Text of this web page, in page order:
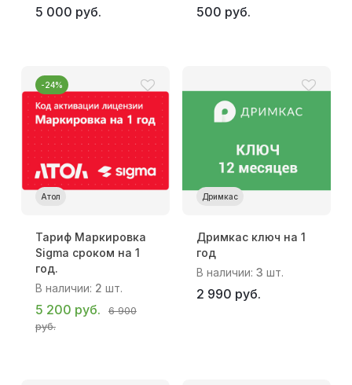
5 000 руб. 500 руб.
-24%
Атол
Тариф Маркировка
Sigma сроком на 1
год.
В наличии: 2 шт.
5 200 руб.
6 900
руб.
Дримкас
Дримкас ключ на 1
год
В наличии: 3 шт.
2 990 руб.